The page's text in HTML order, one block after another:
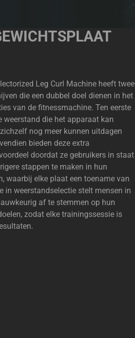
Leg Curl Machine heeft twee
die een dubbel doel dienen in het
van de fitnessmachine. Ten eerste
weerstand die het apparaat kan
nog meer kunnen uitdagen
bieden deze extra
doordat ze gebruikers in staat
stappen te maken in hun
waarbij elke plaat een toename van
in weerstandselectie stelt mensen in
af te stemmen op hun
zodat elke trainingssessie is